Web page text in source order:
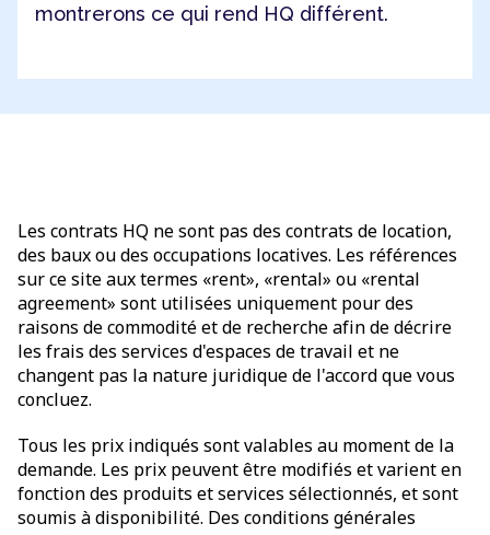
montrerons ce qui rend HQ différent.
Les contrats HQ ne sont pas des contrats de location,
des baux ou des occupations locatives. Les références
sur ce site aux termes «rent», «rental» ou «rental
agreement» sont utilisées uniquement pour des
raisons de commodité et de recherche afin de décrire
les frais des services d'espaces de travail et ne
changent pas la nature juridique de l'accord que vous
concluez.
Tous les prix indiqués sont valables au moment de la
demande. Les prix peuvent être modifiés et varient en
fonction des produits et services sélectionnés, et sont
soumis à disponibilité. Des conditions générales